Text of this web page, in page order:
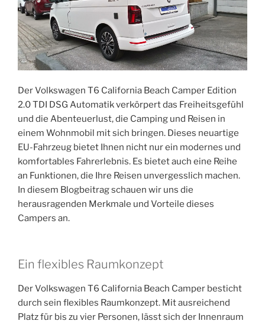
Der Volkswagen T6 California Beach Camper Edition
2.0 TDI DSG Automatik verkörpert das Freiheitsgefühl
und die Abenteuerlust, die Camping und Reisen in
einem Wohnmobil mit sich bringen. Dieses neuartige
EU-Fahrzeug bietet Ihnen nicht nur ein modernes und
komfortables Fahrerlebnis. Es bietet auch eine Reihe
an Funktionen, die Ihre Reisen unvergesslich machen.
In diesem Blogbeitrag schauen wir uns die
herausragenden Merkmale und Vorteile dieses
Campers an.
Ein flexibles Raumkonzept
Der Volkswagen T6 California Beach Camper besticht
durch sein flexibles Raumkonzept. Mit ausreichend
Platz für bis zu vier Personen, lässt sich der Innenraum